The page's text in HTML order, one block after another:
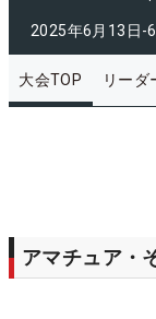
2025年6月13日-
大会TOP リーダ
アマチュア・